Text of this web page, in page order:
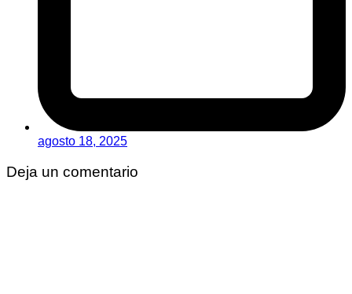
agosto 18, 2025
Deja un comentario